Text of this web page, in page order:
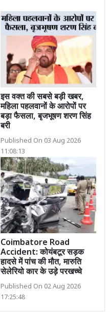
इस वक्त की सबसे बड़ी खबर,
महिला पहलवानों के आरोपों पर
बड़ा फैसला, बृजभूषण शरण सिंह
बरी
Published On 03 Aug 2026
11:08:13
Coimbatore Road
Accident: कोयंबटूर सड़क
हादसे में पांच की मौत, मारुति
सेलेरियो कार के उड़े परखच्चे
Published On 02 Aug 2026
17:25:48